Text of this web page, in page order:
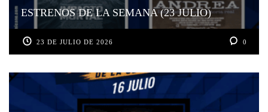
ESTRENOS DE LA SEMANA (23 JULIO)
23 DE JULIO DE 2026 0